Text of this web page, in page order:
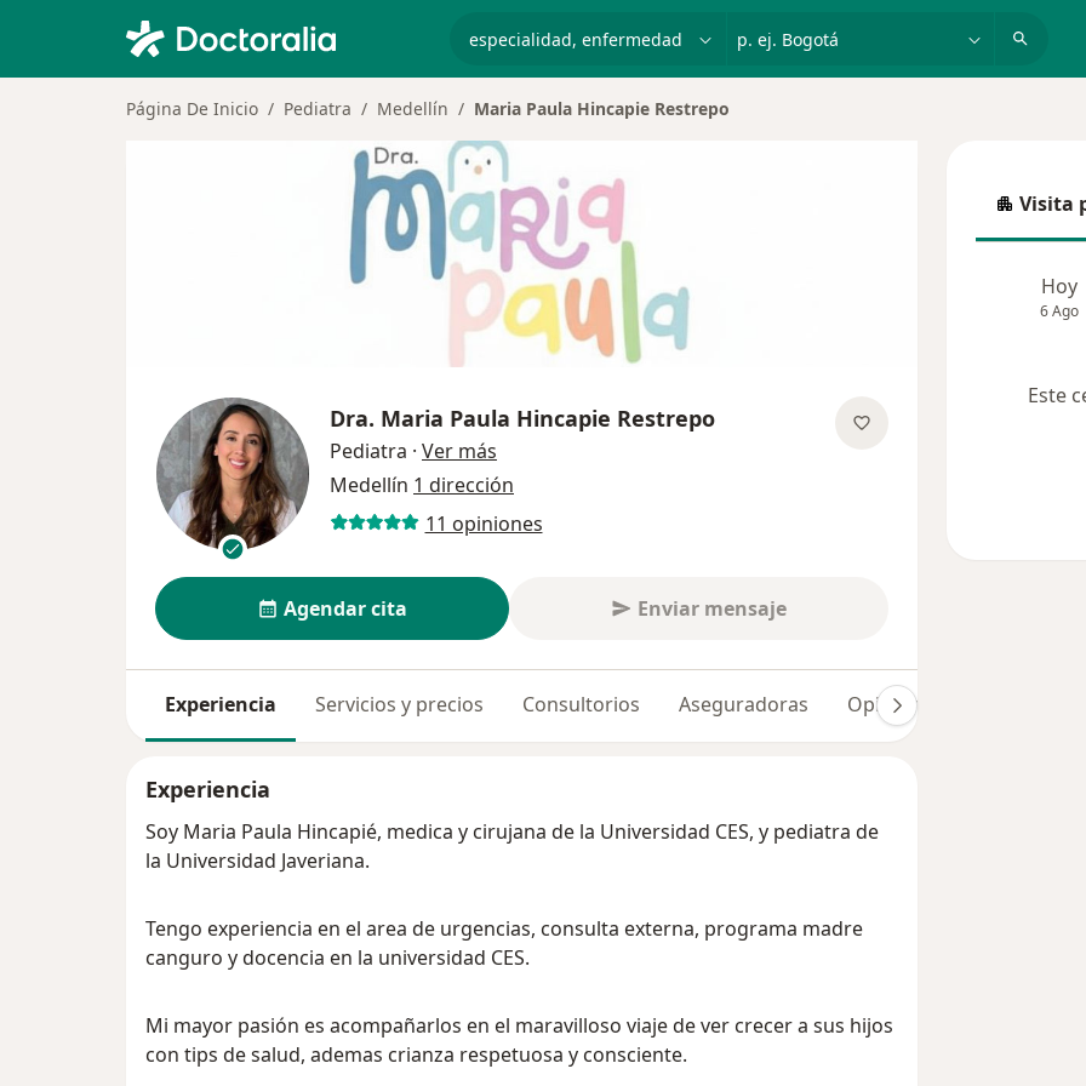
p. ej. Bogotá
Página De Inicio Pediatra Medellín Maria Paula Hincapie Restrepo
Dra. Maria Paula Hincapie Restrepo
Pediatra · Ver más
Medellín 1 dirección
11 opiniones
Agendar cita Enviar mensaje
Experiencia Servicios y precios Consultorios Aseguradoras Opiniones (11)
Experiencia
Soy Maria Paula Hincapié, medica y cirujana de la Universidad CES, y pediatra de
la Universidad Javeriana.
Tengo experiencia en el area de urgencias, consulta externa, programa madre
canguro y docencia en la universidad CES.
Mi mayor pasión es acompañarlos en el maravilloso viaje de ver crecer a sus hijos
con tips de salud, ademas crianza respetuosa y consciente.
Visita
Visita
Hoy
6 Ago
Este